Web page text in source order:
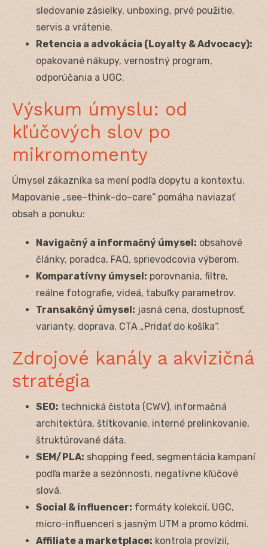
sledovanie zásielky, unboxing, prvé použitie,
servis a vrátenie.
Retencia a advokácia (Loyalty & Advocacy):
opakované nákupy, vernostný program,
odporúčania a UGC.
Výskum úmyslu: od
kľúčových slov po
mikromomenty
Úmysel zákazníka sa mení podľa dopytu a kontextu.
Mapovanie „see–think–do–care“ pomáha naviazať
obsah a ponuku:
Navigačný a informačný úmysel: obsahové
články, poradca, FAQ, sprievodcovia výberom.
Komparatívny úmysel: porovnania, filtre,
reálne fotografie, videá, tabuľky parametrov.
Transakčný úmysel: jasná cena, dostupnosť,
varianty, doprava, CTA „Pridať do košíka“.
Zdrojové kanály a akvizičná
stratégia
SEO: technická čistota (CWV), informačná
architektúra, štítkovanie, interné prelinkovanie,
štruktúrované dáta.
SEM/PLA: shopping feed, segmentácia kampaní
podľa marže a sezónnosti, negatívne kľúčové
slová.
Social & influencer: formáty kolekcií, UGC,
micro-influenceri s jasným UTM a promo kódmi.
Affiliate a marketplace: kontrola provízií,